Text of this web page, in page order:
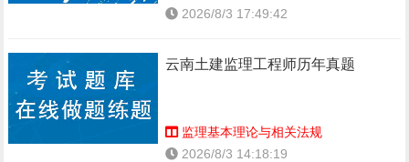
2026/8/3 17:49:42
云南土建监理工程师历年真题
监理基本理论与相关法规
2026/8/3 14:18:19